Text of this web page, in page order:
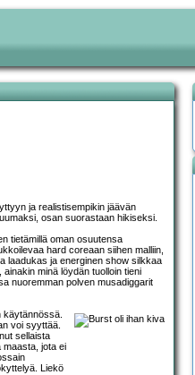
ja realistisempikin jäävän
osan suorastaan hikiseksi.
tietämillä oman osuutensa
hard coreaan siihen malliin,
laadukas ja energinen show silkkaa
minä löydän tuolloin tieni
nuoremman polven musadiggarit
käytännössä.
voi syyttää.
sellaista
maasta, jota ei
Liekö